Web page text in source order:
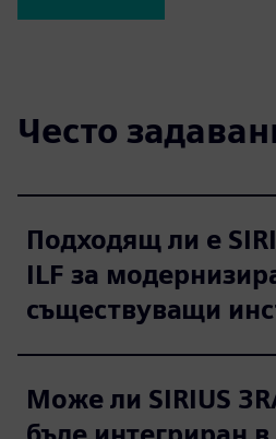
Често
Подходящ ли е
ILF за
съществуващи
Може ли SIRIUS